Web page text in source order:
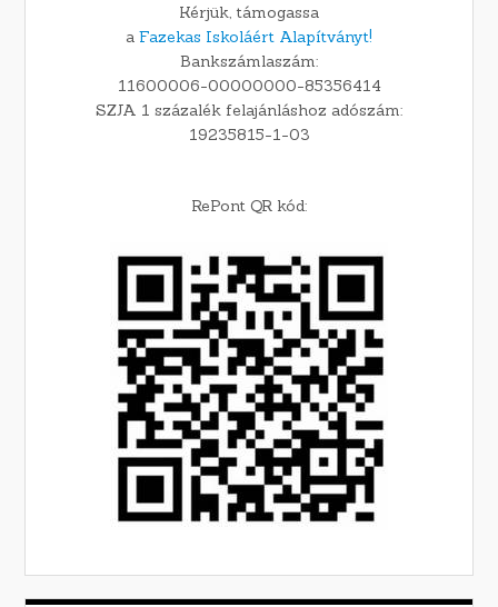
Kérjük, támogassa
a Fazekas Iskoláért Alapítványt!
Bankszámlaszám:
11600006-00000000-85356414
SZJA 1 százalék felajánláshoz adószám:
19235815-1-03
RePont QR kód: